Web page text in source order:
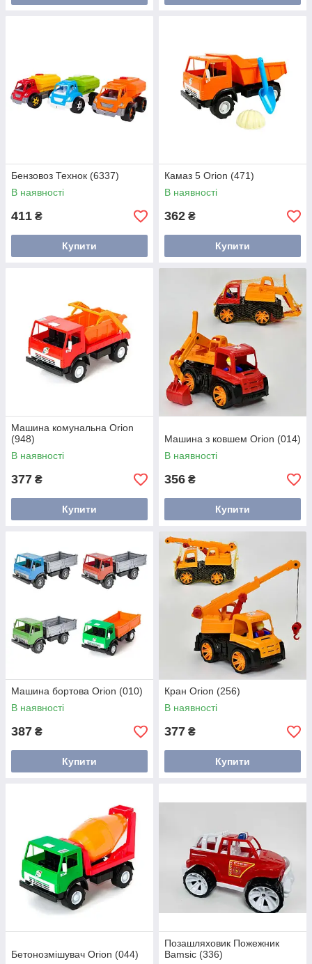
Бензовоз Технок (6337)
В наявності
411 ₴
Купити
Камаз 5 Orion (471)
В наявності
362 ₴
Купити
Машина комунальна Orion
(948)
В наявності
377 ₴
Купити
Машина з ковшем Orion (014)
В наявності
356 ₴
Купити
Машина бортова Orion (010)
В наявності
387 ₴
Купити
Кран Orion (256)
В наявності
377 ₴
Купити
Бетонозмішувач Orion (044)
Позашляховик Пожежник
Bamsic (336)